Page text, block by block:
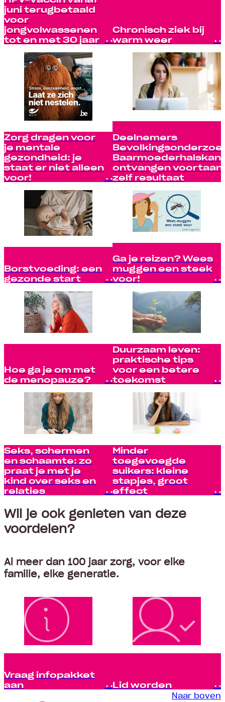
juni terugbetaald
voor
jongvolwassenen
tot en met 30 jaar
Chronisch ziek bij
warm weer
Zorg dragen voor
je mentale
gezondheid: je
staat er niet alleen
voor!
Deelnemers
ontvangen voortaan
zelf resultaat
Borstvoeding: een
gezonde start
Ga je reizen? Wees
muggen een steek
voor!
Hoe ga je om met
de menopauze?
Duurzaam leven:
praktische tips
voor een betere
toekomst
Seks, schermen
en schaamte: zo
praat je met je
kind over seks en
relaties
Minder
toegevoegde
suikers: kleine
stapjes, groot
effect
Wil je ook genieten van deze
voordelen?
Al meer dan 100 jaar zorg, voor elke
familie, elke generatie.
Vraag infopakket
aan Lid worden
Naar boven